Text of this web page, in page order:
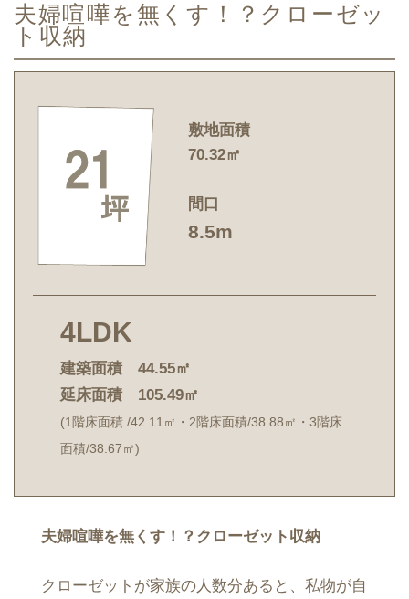
夫婦喧嘩を無くす！？クローゼッ
ト収納
敷地面積
70.32㎡
間口
8.5m
4LDK
建築面積 44.55㎡
延床面積 105.49㎡
(1階床面積 /42.11㎡・2階床面積/38.88㎡・3階床
面積/38.67㎡)
夫婦喧嘩を無くす！？クローゼット収納
クローゼットが家族の人数分あると、私物が自